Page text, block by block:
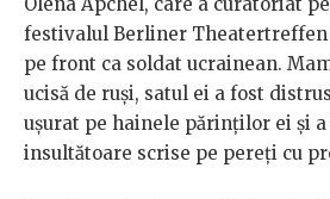
Olena Apchel, care a curatoriat
festivalul Berliner
pe front ca soldat ucrainean.
ucisă de ruși, satul ei a fost
ușurat pe hainele părinților ei și a
insultătoare scrise pe pereți cu